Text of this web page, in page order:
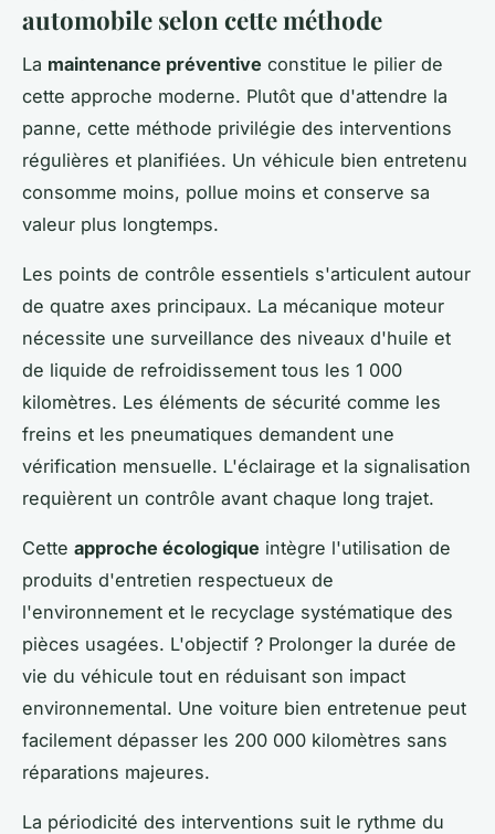
automobile selon cette méthode
La maintenance préventive constitue le pilier de
cette approche moderne. Plutôt que d'attendre la
panne, cette méthode privilégie des interventions
régulières et planifiées. Un véhicule bien entretenu
consomme moins, pollue moins et conserve sa
valeur plus longtemps.
Les points de contrôle essentiels s'articulent autour
de quatre axes principaux. La mécanique moteur
nécessite une surveillance des niveaux d'huile et
de liquide de refroidissement tous les 1 000
kilomètres. Les éléments de sécurité comme les
freins et les pneumatiques demandent une
vérification mensuelle. L'éclairage et la signalisation
requièrent un contrôle avant chaque long trajet.
Cette approche écologique intègre l'utilisation de
produits d'entretien respectueux de
l'environnement et le recyclage systématique des
pièces usagées. L'objectif ? Prolonger la durée de
vie du véhicule tout en réduisant son impact
environnemental. Une voiture bien entretenue peut
facilement dépasser les 200 000 kilomètres sans
réparations majeures.
La périodicité des interventions suit le rythme du